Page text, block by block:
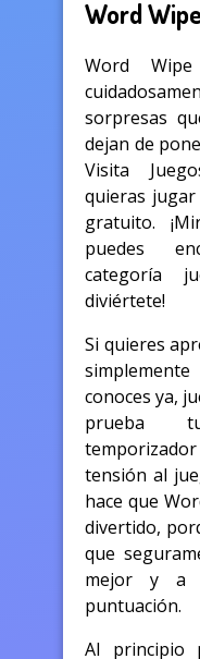
Word Wipe
Word
sorpresas
dejan de
Visita
quieras
gratuito.
puedes
categoría
diviértete!
Si quieres
conoces ya,
prueba
tensión al
hace que
divertido,
que
mejor y a
puntuación.
Al principio